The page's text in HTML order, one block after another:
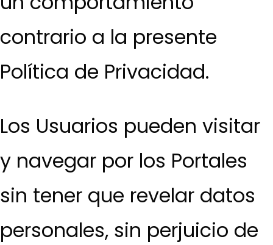
contrario a la presente
Política de Privacidad.
Los Usuarios pueden visitar
y navegar por los Portales
sin tener que revelar datos
personales, sin perjuicio de